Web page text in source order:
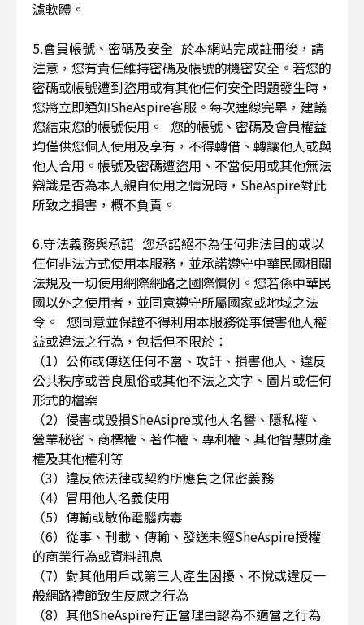
濾軟體。
5.會員帳號、密碼及安全 於本網站完成註冊後，請
注意，您有責任維持密碼及帳號的機密安全。若您的
密碼或帳號遭到盜用或有其他任何安全問題發生時，
您將立即通知SheAspire客服。每次連線完畢，建議
您結束您的帳號使用。 您的帳號、密碼及會員權益
均僅供您個人使用及享有，不得轉借、轉讓他人或與
他人合用。帳號及密碼遭盜用、不當使用或其他無法
辯識是否為本人親自使用之情況時，SheAspire對此
所致之損害，概不負責。
6.守法義務與承諾 您承諾絕不為任何非法目的或以
任何非法方式使用本服務，並承諾遵守中華民國相關
法規及一切使用網際網路之國際慣例。您若係中華民
國以外之使用者，並同意遵守所屬國家或地域之法
令。 您同意並保證不得利用本服務從事侵害他人權
益或違法之行為，包括但不限於：
（1）公佈或傳送任何不當、攻訐、損害他人、違反
公共秩序或善良風俗或其他不法之文字、圖片或任何
形式的檔案
（2）侵害或毀損SheAsipre或他人名譽、隱私權、
營業秘密、商標權、著作權、專利權、其他智慧財產
權及其他權利等
（3）違反依法律或契約所應負之保密義務
（4）冒用他人名義使用
（5）傳輸或散佈電腦病毒
（6）從事、刊載、傳輸、發送未經SheAspire授權
的商業行為或資料訊息
（7）對其他用戶或第三人產生困擾、不悅或違反一
般網路禮節致生反感之行為
（8）其他SheAspire有正當理由認為不適當之行為